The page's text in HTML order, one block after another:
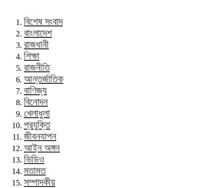
বিশেষ সংবাদ
বাংলাদেশ
রাজধানী
শিক্ষা
রাজনীতি
আন্তর্জাতিক
বাণিজ্য
বিনোদন
খেলাধুলা
প্রযুক্তি
জীবনযাপন
আইন অঙ্গন
ভিডিও
মতামত
সম্পাদকীয়